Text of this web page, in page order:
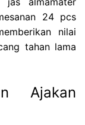
24 pcs
nilai
tahan lama
Ajakan